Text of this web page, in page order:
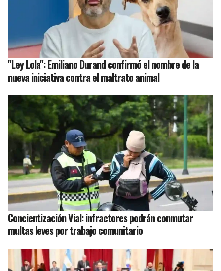
"Ley Lola": Emiliano Durand confirmó el nombre de la
nueva iniciativa contra el maltrato animal
Concientización Vial: infractores podrán conmutar
multas leves por trabajo comunitario